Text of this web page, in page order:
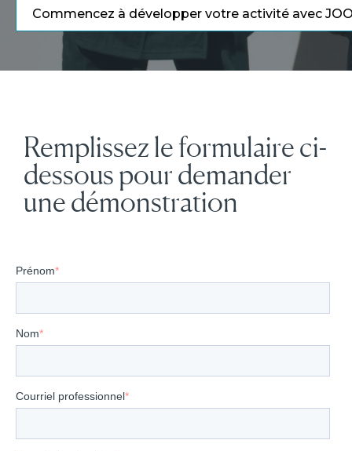
Commencez à développer votre activité avec
Remplissez le formulaire ci-
dessous pour demander
une démonstration
Prénom*
Nom*
Courriel professionnel*